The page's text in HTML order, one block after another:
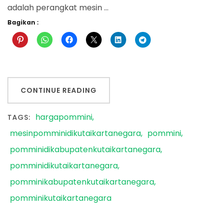
adalah perangkat mesin …
Bagikan :
CONTINUE READING
TAGS: hargapommini
mesinpomminidikutaikartanegara
pommini
pomminidikabupatenkutaikartanegara
pomminidikutaikartanegara
pomminikabupatenkutaikartanegara
pomminikutaikartanegara